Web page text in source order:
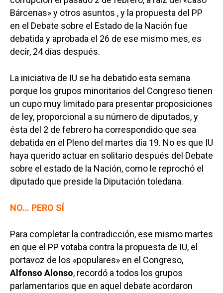
Bárcenas» y otros asuntos , y la propuesta del PP
en el Debate sobre el Estado de la Nación fue
debatida y aprobada el 26 de ese mismo mes, es
decir, 24 días después.
La iniciativa de IU se ha debatido esta semana
porque los grupos minoritarios del Congreso tienen
un cupo muy limitado para presentar proposiciones
de ley, proporcional a su número de diputados, y
ésta del 2 de febrero ha correspondido que sea
debatida en el Pleno del martes día 19. No es que IU
haya querido actuar en solitario después del Debate
sobre el estado de la Nación, como le reprochó el
diputado que preside la Diputación toledana.
NO… PERO SÍ
Para completar la contradicción, ese mismo martes
en que el PP votaba contra la propuesta de IU, el
portavoz de los «populares» en el Congreso,
Alfonso Alonso, recordó a todos los grupos
parlamentarios que en aquel debate acordaron